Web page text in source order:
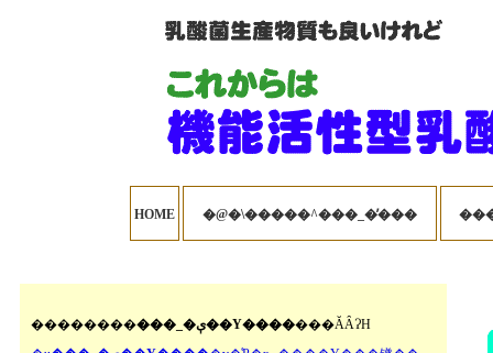
HOME �@�\�����^���_�̓���
�������� ���_�ې��Y�������ĂȂɁH